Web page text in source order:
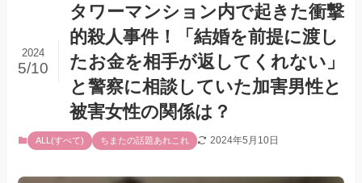
タワーマンション内で起きた衝撃
的殺人事件！「結婚を前提に渡し
たお金を相手が返してくれない」
と警察に相談していた加害男性と
被害女性の関係は？
2024
5/10
ALL(すべて) ちまたの話題あれこれ 2024年5月10日